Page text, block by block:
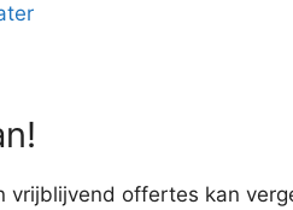
offertes kan